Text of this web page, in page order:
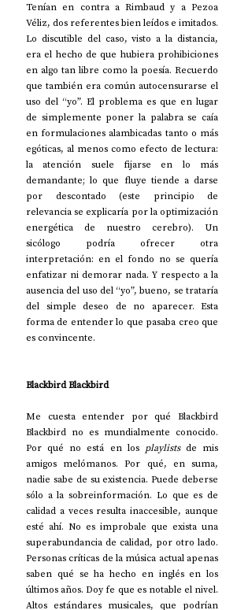
Tenían en contra a Rimbaud y a Pezoa
Véliz, dos referentes bien leídos e imitados.
Lo discutible del caso, visto a la distancia,
era el hecho de que hubiera prohibiciones
en algo tan libre como la poesía. Recuerdo
que también era común autocensurarse el
uso del “yo”. El problema es que en lugar
de simplemente poner la palabra se caía
en formulaciones alambicadas tanto o más
egóticas, al menos como efecto de lectura:
la atención suele fijarse en lo más
demandante; lo que fluye tiende a darse
por descontado (este principio de
relevancia se explicaría por la optimización
energética de nuestro cerebro). Un
sicólogo podría ofrecer otra
interpretación: en el fondo no se quería
enfatizar ni demorar nada. Y respecto a la
ausencia del uso del “yo”, bueno, se trataría
del simple deseo de no aparecer. Esta
forma de entender lo que pasaba creo que
es convincente.
Blackbird Blackbird
Me cuesta entender por qué Blackbird
Blackbird no es mundialmente conocido.
Por qué no está en los playlists de mis
amigos melómanos. Por qué, en suma,
nadie sabe de su existencia. Puede deberse
sólo a la sobreinformación. Lo que es de
calidad a veces resulta inaccesible, aunque
esté ahí. No es improbale que exista una
superabundancia de calidad, por otro lado.
Personas críticas de la música actual apenas
saben qué se ha hecho en inglés en los
últimos años. Doy fe que es notable el nivel.
Altos estándares musicales, que podrían